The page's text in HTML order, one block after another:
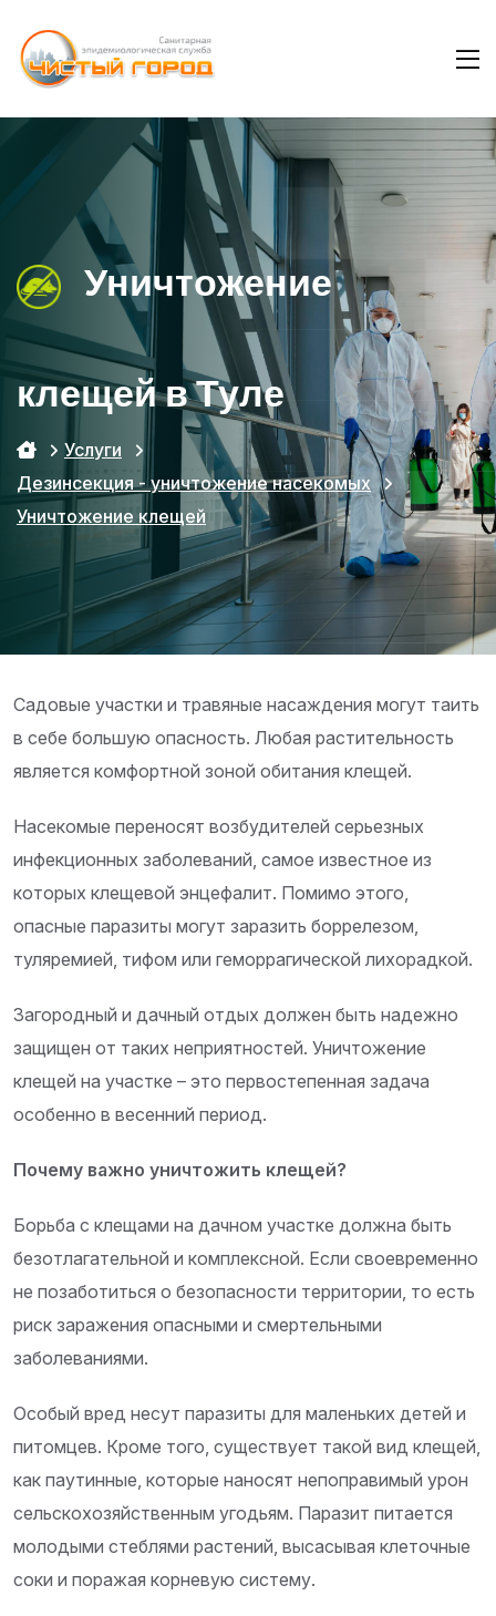
Уничтожение
клещей в Туле
Услуги
Дезинсекция - уничтожение насекомых
Уничтожение клещей
Садовые участки и травяные насаждения могут таить
в себе большую опасность. Любая растительность
является комфортной зоной обитания клещей.
Насекомые переносят возбудителей серьезных
инфекционных заболеваний, самое известное из
которых клещевой энцефалит. Помимо этого,
опасные паразиты могут заразить боррелезом,
туляремией, тифом или геморрагической лихорадкой.
Загородный и дачный отдых должен быть надежно
защищен от таких неприятностей. Уничтожение
клещей на участке – это первостепенная задача
особенно в весенний период.
Почему важно уничтожить клещей?
Борьба с клещами на дачном участке должна быть
безотлагательной и комплексной. Если своевременно
не позаботиться о безопасности территории, то есть
риск заражения опасными и смертельными
заболеваниями.
Особый вред несут паразиты для маленьких детей и
питомцев. Кроме того, существует такой вид клещей,
как паутинные, которые наносят непоправимый урон
сельскохозяйственным угодьям. Паразит питается
молодыми стеблями растений, высасывая клеточные
соки и поражая корневую систему.